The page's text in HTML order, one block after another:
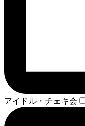
アイドル・チェキ会